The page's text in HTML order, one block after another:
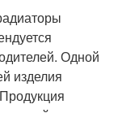
Одной
изделия